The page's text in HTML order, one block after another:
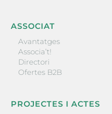
ASSOCIAT
Avantatges
Associa’t!
Directori
Ofertes B2B
PROJECTES I ACTES